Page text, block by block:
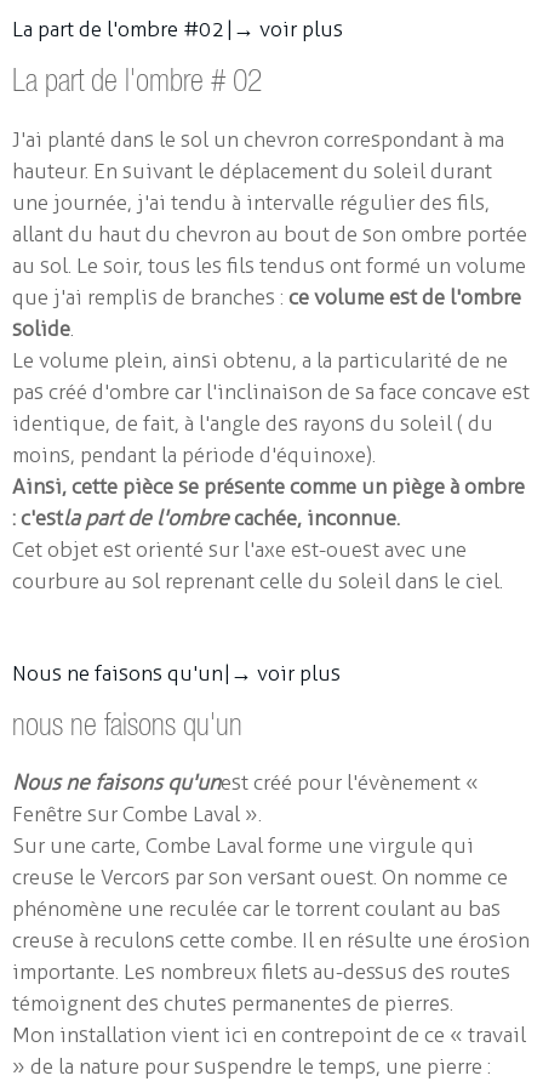
La part de l'ombre #02 | → voir plus
La part de l'ombre # 02
J'ai planté dans le sol un chevron correspondant à ma
hauteur. En suivant le déplacement du soleil durant
une journée, j'ai tendu à intervalle régulier des fils,
allant du haut du chevron au bout de son ombre portée
au sol. Le soir, tous les fils tendus ont formé un volume
que j'ai remplis de branches : ce volume est de l'ombre
solide.
Le volume plein, ainsi obtenu, a la particularité de ne
pas créé d'ombre car l'inclinaison de sa face concave est
identique, de fait, à l'angle des rayons du soleil ( du
moins, pendant la période d'équinoxe).
Ainsi, cette pièce se présente comme un piège à ombre
: c'estla part de l'ombrecachée, inconnue.
Cet objet est orienté sur l'axe est-ouest avec une
courbure au sol reprenant celle du soleil dans le ciel.
Nous ne faisons qu'un | → voir plus
nous ne faisons qu'un
Nous ne faisons qu'unest créé pour l'évènement «
Fenêtre sur Combe Laval ».
Sur une carte, Combe Laval forme une virgule qui
creuse le Vercors par son versant ouest. On nomme ce
phénomène une reculée car le torrent coulant au bas
creuse à reculons cette combe. Il en résulte une érosion
importante. Les nombreux filets au-dessus des routes
témoignent des chutes permanentes de pierres.
Mon installation vient ici en contrepoint de ce « travail
» de la nature pour suspendre le temps, une pierre :